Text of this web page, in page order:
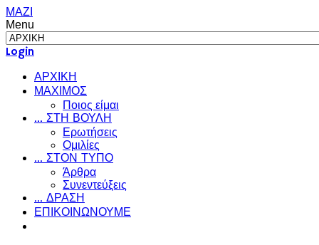
ΜΑΖΙ
Menu
Login
ΑΡΧΙΚΗ
ΜΑΧΙΜΟΣ
Ποιος είμαι
... ΣΤΗ ΒΟΥΛΗ
Ερωτήσεις
Ομιλίες
... ΣΤΟΝ ΤΥΠΟ
Άρθρα
Συνεντεύξεις
... ΔΡΑΣΗ
ΕΠΙΚΟΙΝΩΝΟΥΜΕ